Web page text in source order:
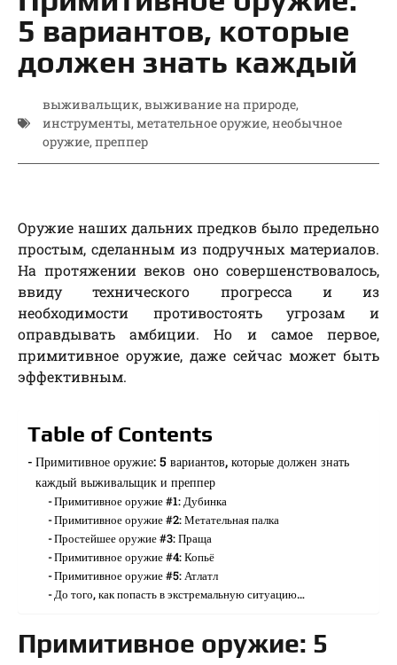
5 вариантов, которые
должен знать каждый
выживальщик, выживание на природе,
инструменты, метательное оружие, необычное
оружие, преппер
Оружие наших дальних предков было предельно
простым, сделанным из подручных материалов.
На протяжении веков оно совершенствовалось,
ввиду технического прогресса и из
необходимости противостоять угрозам и
оправдывать амбиции. Но и самое первое,
примитивное оружие, даже сейчас может быть
эффективным.
Table of Contents
Примитивное оружие: 5 вариантов, которые должен знать
каждый выживальщик и преппер
Примитивное оружие #1: Дубинка
Примитивное оружие #2: Метательная палка
Простейшее оружие #3: Праща
Примитивное оружие #4: Копьё
Примитивное оружие #5: Атлатл
До того, как попасть в экстремальную ситуацию…
Примитивное оружие: 5